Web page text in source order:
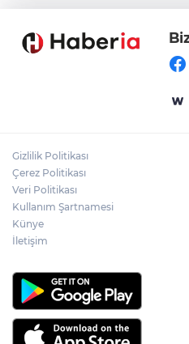
Gebze'e 5
Caddesi'nde
Ömer Çelik: 2
Gizlilik Politikası
Çerez Politikası
Veri Politikası
Kullanım Şartnamesi
Künye
İletişim